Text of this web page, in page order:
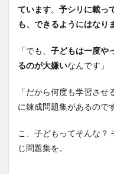
ています。 予シリに載っ
も、できるようにはなり
「でも、 子どもは一度や
るのが大嫌いなんです」
「だから何度も学習さ
に錬成問題集があるので
こ、子どもってそんな？
じ問題集を。